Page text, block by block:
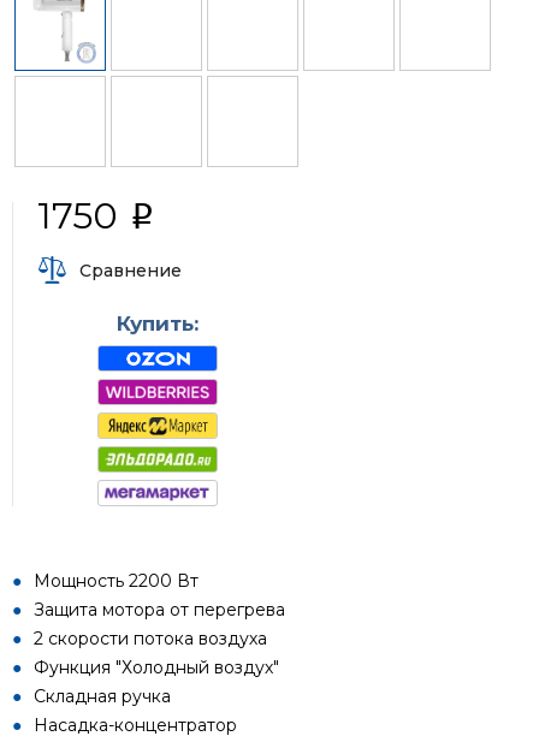
1750 i
Сравнение
Купить:
Мощность 2200 Вт
Защита мотора от перегрева
2 скорости потока воздуха
Функция "Холодный воздух"
Складная ручка
Насадка-концентратор